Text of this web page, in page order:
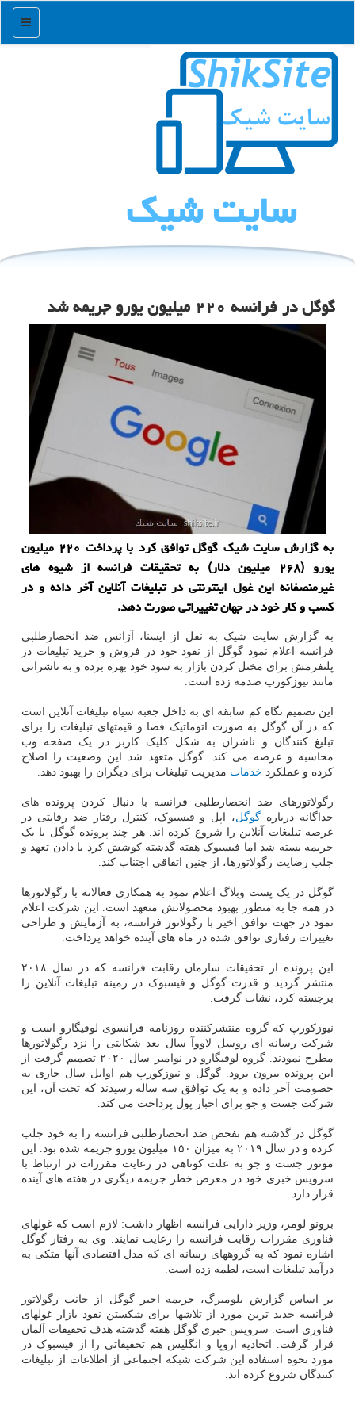
منو
سایت شیك
گوگل در فرانسه ۲۲۰ میلیون یورو جریمه شد
به گزارش سایت شیک گوگل توافق کرد با پرداخت ۲۲۰ میلیون
یورو (۲۶۸ میلیون دلار) به تحقیقات فرانسه از شیوه های
غیرمنصفانه این غول اینترنتی در تبلیغات آنلاین آخر داده و در
کسب و کار خود در جهان تغییراتی صورت دهد.
به گزارش سایت شیک به نقل از ایسنا، آژانس ضد انحصارطلبی
فرانسه اعلام نمود گوگل از نفوذ خود در فروش و خرید تبلیغات در
پلتفرمش برای مختل کردن بازار به سود خود بهره برده و به ناشرانی
مانند نیوزکورپ صدمه زده است.
این تصمیم نگاه کم سابقه ای به داخل جعبه سیاه تبلیغات آنلاین است
که در آن گوگل به صورت اتوماتیک فضا و قیمتهای تبلیغات را برای
تبلیغ کنندگان و ناشران به شکل کلیک کاربر در یک صفحه وب
محاسبه و عرضه می کند. گوگل متعهد شد این وضعیت را اصلاح
کرده و عملکرد خدمات مدیریت تبلیغات برای دیگران را بهبود دهد.
رگولاتورهای ضد انحصارطلبی فرانسه با دنبال کردن پرونده های
جداگانه درباره گوگل، اپل و فیسبوک، کنترل رفتار ضد رقابتی در
عرصه تبلیغات آنلاین را شروع کرده اند. هر چند پرونده گوگل با یک
جریمه بسته شد اما فیسبوک هفته گذشته کوشش کرد با دادن تعهد و
جلب رضایت رگولاتورها، از چنین اتفاقی اجتناب کند.
گوگل در یک پست وبلاگ اعلام نمود به همکاری فعالانه با رگولاتورها
در همه جا به منظور بهبود محصولاتش متعهد است. این شرکت اعلام
نمود در جهت توافق اخیر با رگولاتور فرانسه، به آزمایش و طراحی
تغییرات رفتاری توافق شده در ماه های آینده خواهد پرداخت.
این پرونده از تحقیقات سازمان رقابت فرانسه که در سال ۲۰۱۸
منتشر گردید و قدرت گوگل و فیسبوک در زمینه تبلیغات آنلاین را
برجسته کرد، نشات گرفت.
نیوزکورپ که گروه منتشرکننده روزنامه فرانسوی لوفیگارو است و
شرکت رسانه ای روسل لاووآ سال بعد شکایتی را نزد رگولاتورها
مطرح نمودند. گروه لوفیگارو در نوامبر سال ۲۰۲۰ تصمیم گرفت از
این پرونده بیرون برود. گوگل و نیوزکورپ هم اوایل سال جاری به
خصومت آخر داده و به یک توافق سه ساله رسیدند که تحت آن، این
شرکت جست و جو برای اخبار پول پرداخت می کند.
گوگل در گذشته هم تفحص ضد انحصارطلبی فرانسه را به خود جلب
کرده و در سال ۲۰۱۹ به میزان ۱۵۰ میلیون یورو جریمه شده بود. این
موتور جست و جو به علت کوتاهی در رعایت مقررات در ارتباط با
سرویس خبری خود در معرض خطر جریمه دیگری در هفته های آینده
قرار دارد.
برونو لومر، وزیر دارایی فرانسه اظهار داشت: لازم است که غولهای
فناوری مقررات رقابت فرانسه را رعایت نمایند. وی به رفتار گوگل
اشاره نمود که به گروههای رسانه ای که مدل اقتصادی آنها متکی به
درآمد تبلیغات است، لطمه زده است.
بر اساس گزارش بلومبرگ، جریمه اخیر گوگل از جانب رگولاتور
فرانسه جدید ترین مورد از تلاشها برای شکستن نفوذ بازار غولهای
فناوری است. سرویس خبری گوگل هفته گذشته هدف تحقیقات آلمان
قرار گرفت. اتحادیه اروپا و انگلیس هم تحقیقاتی را از فیسبوک در
مورد نحوه استفاده این شرکت شبکه اجتماعی از اطلاعات از تبلیغات
کنندگان شروع کرده اند.